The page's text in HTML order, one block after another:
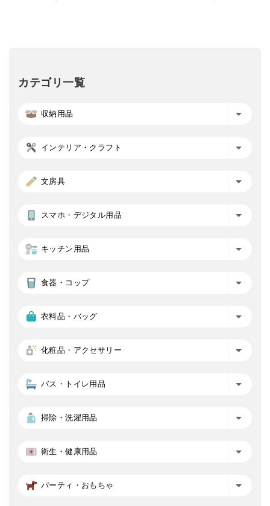
カテゴリ一覧
収納用品
インテリア・クラフト
文房具
スマホ・デジタル用品
キッチン用品
食器・コップ
衣料品・バッグ
化粧品・アクセサリー
バス・トイレ用品
掃除・洗濯用品
衛生・健康用品
パーティ・おもちゃ